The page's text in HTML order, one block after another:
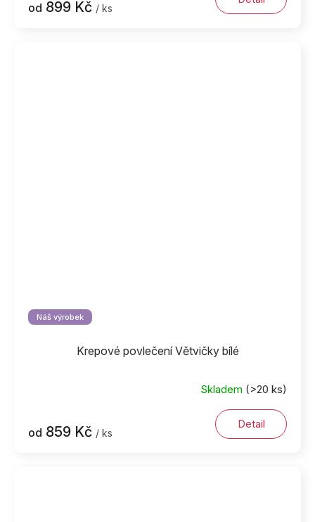
od 899 Kč / ks
Náš výrobek
Krepové povlečení Větvičky bílé
Skladem (>20 ks)
od 859 Kč / ks
Detail